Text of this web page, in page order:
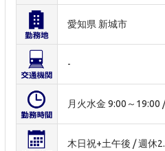
愛知県 新城市
-
月火水金 9:00～19:00
木日祝+土午後 / 週休